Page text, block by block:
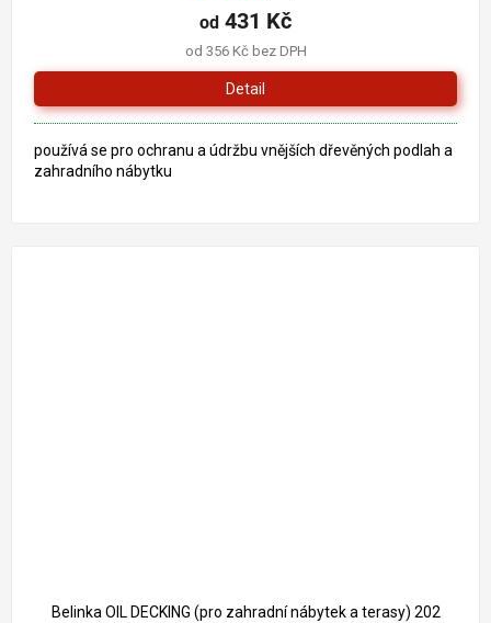
od 356 Kč bez DPH
od 431 Kč
Detail
používá se pro ochranu a údržbu vnějších dřevěných podlah a
zahradního nábytku
Belinka OIL DECKING (pro zahradní nábytek a terasy) 202